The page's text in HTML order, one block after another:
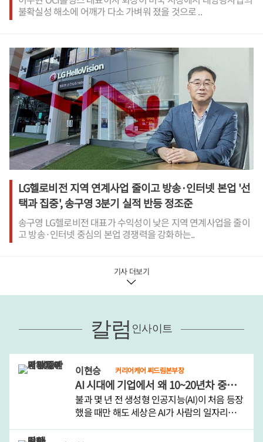
불확실성 해소에 어깨가 다소 가벼워 졌을 것으로 ..
LG헬로비전 지역 연계사업 줄이고 방송·인터넷 본업 '선
택과 집중', 송구영 3분기 실적 반등 정조준
송구영 LG헬로비전 대표가 수익성이 낮은 지역 연계사업을 줄이
고 방송·인터넷 중심의 본업 경쟁력을 강화하는..
기사 더보기
칼럼 인사이트
이현승 커리어케어 씨드림본부장
AI 시대에 기업에서 왜 10~20년차 중간간부들이 각광을 받게 됐을까
불과 몇 년 전 생성형 인공지능(AI)이 처음 등장
했을 때만 해도 세상은 AI가 사람의 일자리를